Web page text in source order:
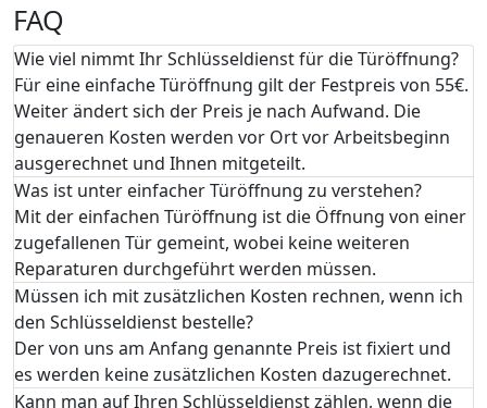
FAQ
Wie viel nimmt Ihr Schlüsseldienst für die Türöffnung?
Für eine einfache Türöffnung gilt der Festpreis von 55€.
Weiter ändert sich der Preis je nach Aufwand. Die
genaueren Kosten werden vor Ort vor Arbeitsbeginn
ausgerechnet und Ihnen mitgeteilt.
Was ist unter einfacher Türöffnung zu verstehen?
Mit der einfachen Türöffnung ist die Öffnung von einer
zugefallenen Tür gemeint, wobei keine weiteren
Reparaturen durchgeführt werden müssen.
Müssen ich mit zusätzlichen Kosten rechnen, wenn ich
den Schlüsseldienst bestelle?
Der von uns am Anfang genannte Preis ist fixiert und
es werden keine zusätzlichen Kosten dazugerechnet.
Kann man auf Ihren Schlüsseldienst zählen, wenn die